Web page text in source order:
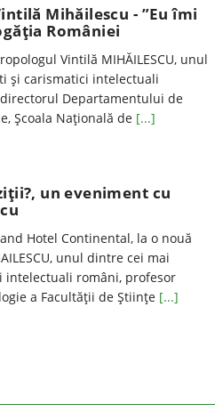
Mihăilescu - ”Eu îmi
României
Vintilă MIHĂILESCU, unul
şi carismatici intelectuali
Departamentului de
Şcoala Naţională de [...]
un eveniment cu
Hotel Continental, la o nouă
unul dintre cei mai
români, profesor
a Facultăţii de Ştiinţe [...]